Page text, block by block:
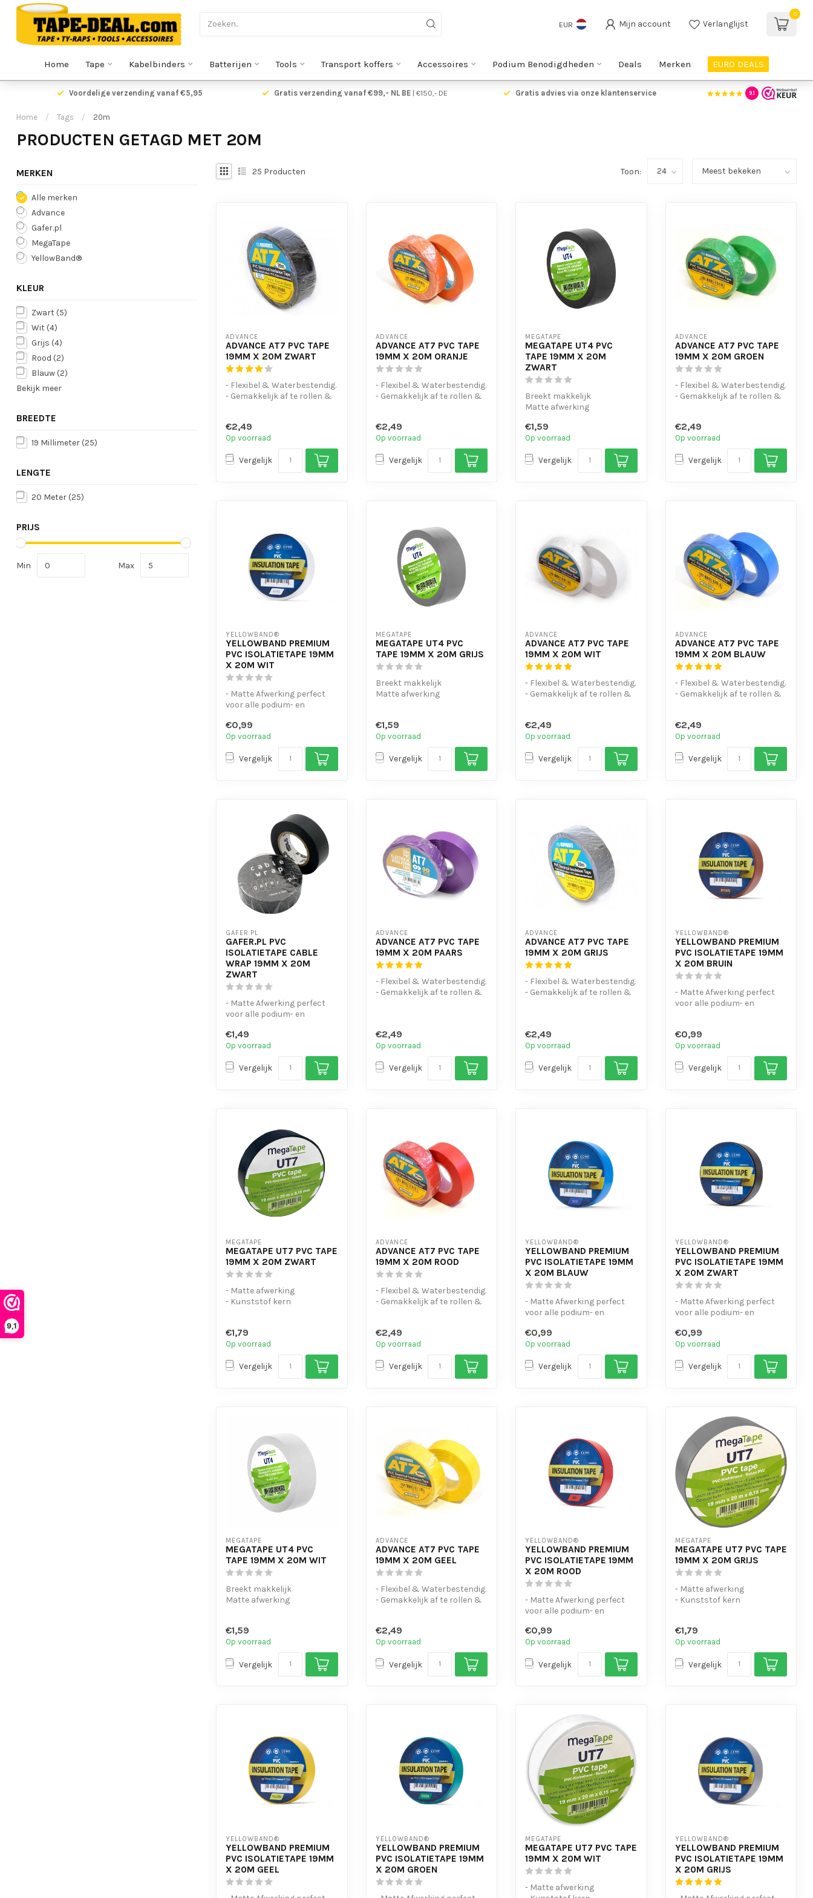
9,1
EUR Mijn account Verlanglijst
0
Home Tape Kabelbinders Batterijen Tools Transport koffers Accessoires Podium Benodigdheden Deals Merken EURO DEALS
Voordelige verzending vanaf €5,95 Gratis verzending vanaf €99,- NL BE| €150,- DE Gratis advies via onze klantenservice 9.1
Home / Tags / 20m
PRODUCTEN GETAGD MET 20M
MERKEN
Alle merken
Advance
Gafer.pl
MegaTape
YellowBand®
KLEUR
Zwart (5)
Wit (4)
Grijs (4)
Rood (2)
Blauw (2)
Bekijk meer
BREEDTE
19 Millimeter (25)
LENGTE
20 Meter (25)
PRIJS
Min Max
25 Producten Toon:
ADVANCE
ADVANCE AT7 PVC TAPE
19MM X 20M ZWART
- Flexibel & Waterbestendig.
- Gemakkelijk af te rollen &
€2,49
Op voorraad
Vergelijk
ADVANCE
ADVANCE AT7 PVC TAPE
19MM X 20M ORANJE
- Flexibel & Waterbestendig.
- Gemakkelijk af te rollen &
€2,49
Op voorraad
Vergelijk
MEGATAPE
MEGATAPE UT4 PVC
TAPE 19MM X 20M
ZWART
Breekt makkelijk
Matte afwerking
Geen lijmresten bij goed
gebr...
€1,59
Op voorraad
Vergelijk
ADVANCE
ADVANCE AT7 PVC TAPE
19MM X 20M GROEN
- Flexibel & Waterbestendig.
- Gemakkelijk af te rollen &
€2,49
Op voorraad
Vergelijk
YELLOWBAND®
YELLOWBAND PREMIUM
PVC ISOLATIETAPE 19MM
X 20M WIT
- Matte Afwerking perfect
voor alle podium- en
- Laat geen...
€0,99
Op voorraad
Vergelijk
MEGATAPE
MEGATAPE UT4 PVC
TAPE 19MM X 20M GRIJS
Breekt makkelijk
Matte afwerking
gebr...
€1,59
Op voorraad
Vergelijk
ADVANCE
ADVANCE AT7 PVC TAPE
19MM X 20M WIT
- Flexibel & Waterbestendig.
- Gemakkelijk af te rollen &
€2,49
Op voorraad
Vergelijk
ADVANCE
ADVANCE AT7 PVC TAPE
19MM X 20M BLAUW
- Flexibel & Waterbestendig.
- Gemakkelijk af te rollen &
€2,49
Op voorraad
Vergelijk
GAFER.PL
GAFER.PL PVC
ISOLATIETAPE CABLE
WRAP 19MM X 20M
ZWART
- Matte Afwerking perfect
voor alle podium- en
- Laat geen...
€1,49
Op voorraad
Vergelijk
ADVANCE
ADVANCE AT7 PVC TAPE
19MM X 20M PAARS
- Flexibel & Waterbestendig.
- Gemakkelijk af te rollen &
€2,49
Op voorraad
Vergelijk
ADVANCE
ADVANCE AT7 PVC TAPE
19MM X 20M GRIJS
- Flexibel & Waterbestendig.
- Gemakkelijk af te rollen &
€2,49
Op voorraad
Vergelijk
YELLOWBAND®
YELLOWBAND PREMIUM
PVC ISOLATIETAPE 19MM
X 20M BRUIN
- Matte Afwerking perfect
voor alle podium- en
€0,99
Op voorraad
Vergelijk
MEGATAPE
MEGATAPE UT7 PVC TAPE
19MM X 20M ZWART
- Matte afwerking
- Kunststof kern
€1,79
Op voorraad
Vergelijk
ADVANCE
ADVANCE AT7 PVC TAPE
19MM X 20M ROOD
- Flexibel & Waterbestendig.
- Gemakkelijk af te rollen &
€2,49
Op voorraad
Vergelijk
YELLOWBAND®
YELLOWBAND PREMIUM
PVC ISOLATIETAPE 19MM
X 20M BLAUW
- Matte Afwerking perfect
voor alle podium- en
- Laat geen...
€0,99
Op voorraad
Vergelijk
YELLOWBAND®
YELLOWBAND PREMIUM
PVC ISOLATIETAPE 19MM
X 20M ZWART
- Matte Afwerking perfect
voor alle podium- en
- Laat geen...
€0,99
Op voorraad
Vergelijk
MEGATAPE
MEGATAPE UT4 PVC
TAPE 19MM X 20M WIT
Breekt makkelijk
Matte afwerking
gebr...
€1,59
Op voorraad
Vergelijk
ADVANCE
ADVANCE AT7 PVC TAPE
19MM X 20M GEEL
- Flexibel & Waterbestendig.
- Gemakkelijk af te rollen &
€2,49
Op voorraad
Vergelijk
YELLOWBAND®
YELLOWBAND PREMIUM
PVC ISOLATIETAPE 19MM
X 20M ROOD
- Matte Afwerking perfect
voor alle podium- en
- Laat geen...
€0,99
Op voorraad
Vergelijk
MEGATAPE
MEGATAPE UT7 PVC TAPE
19MM X 20M GRIJS
- Matte afwerking
- Kunststof kern
€1,79
Op voorraad
Vergelijk
YELLOWBAND®
YELLOWBAND PREMIUM
PVC ISOLATIETAPE 19MM
X 20M GEEL
YELLOWBAND®
YELLOWBAND PREMIUM
PVC ISOLATIETAPE 19MM
X 20M GROEN
MEGATAPE
MEGATAPE UT7 PVC TAPE
19MM X 20M WIT
- Matte afwerking
YELLOWBAND®
YELLOWBAND PREMIUM
PVC ISOLATIETAPE 19MM
X 20M GRIJS